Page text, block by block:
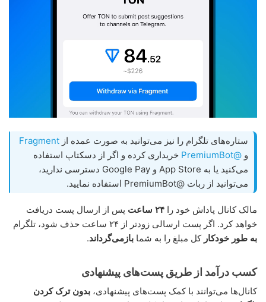
ستاره‌های تلگرام را نیز می‌توانید به صورت عمده از Fragment
و @PremiumBot
خریداری کرده و اگر از دسکتاپ استفاده
می‌کنید یا به App Store و Google Pay دسترسی ندارید،
می‌توانید از ربات @PremiumBot استفاده نمایید.
مالک کانال پاداش خود را ۲۴ ساعت
پس از ارسال پست دریافت
خواهد کرد. اگر پست ارسالی زودتر از ۲۴ ساعت حذف شود، تلگرام
به طور خودکار کل مبلغ را به شما بازمی‌گرداند.
کسب درآمد از طریق پست‌های پیشنهادی
کانال‌ها می‌توانند با کمک پست‌های پیشنهادی، بدون ترک کردن